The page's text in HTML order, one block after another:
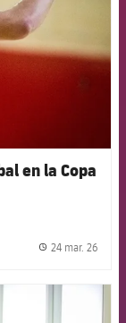
en la Copa
24 mar. 26